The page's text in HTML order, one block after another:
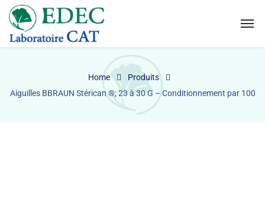
Home
Produits
Aiguilles BBRAUN Stérican ®; 23 à 30 G – Conditionnement par 100